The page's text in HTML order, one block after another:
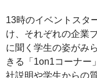
13時のイベントスタ
け、それぞれの企業
に聞く学生の姿がみ
きる「1on1コーナー
社説明や学生からの